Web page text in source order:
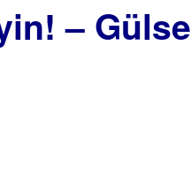
– Gülse